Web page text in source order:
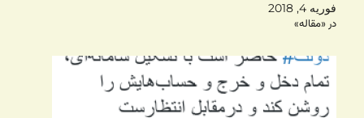
فوریه 4, 2018
در «مقاله»